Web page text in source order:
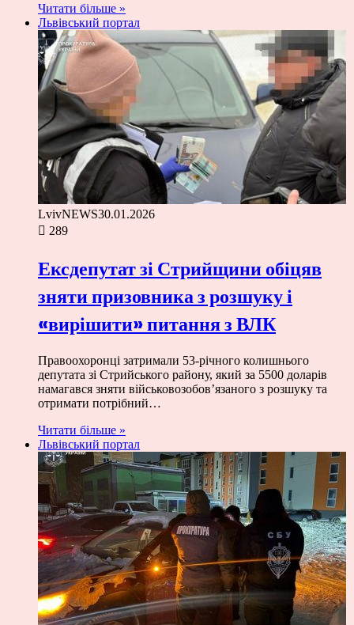
Читати більше »
Львівський портал
LvivNEWS30.01.2026
289
Ексдепутат зі Стрийщини обіцяв
зняти призовника з розшуку і
«вирішити» питання з ВЛК
Правоохоронці затримали 53-річного колишнього
депутата зі Стрийського району, який за 5500 доларів
намагався зняти військовозобов’язаного з розшуку та
отримати потрібний…
Читати більше »
Львівський портал